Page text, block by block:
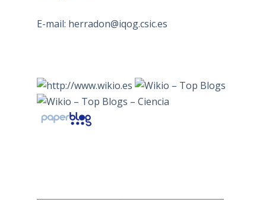
E-mail: herradon@iqog.csic.es